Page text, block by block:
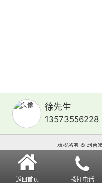
徐先生
13573556228
版权所有 © 烟台
返回首页 拨打电话